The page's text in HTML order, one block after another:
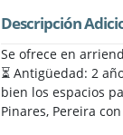
Descripción
Se ofrece en
⏳ Antigüedad: 2
bien los espacios
Pinares, Pereira